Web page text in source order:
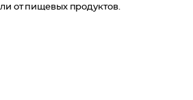
от пищевых продуктов.